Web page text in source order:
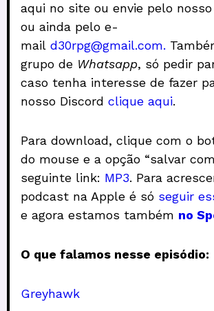
aqui no site ou envie pelo nosso
ou ainda pelo e-
mail d30rpg@gmail.com.
grupo de Whatsapp, só pedir
caso tenha interesse de fazer
nosso Discord clique aqui.
Para download, clique com o
do mouse e a opção “salvar
seguinte link: MP3. Para
podcast na Apple é só seguir
e agora estamos também no
O que falamos nesse episódio:
Greyhawk